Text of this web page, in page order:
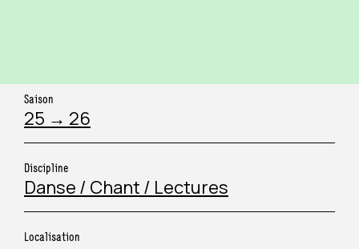
SANITAIRE ET MÉDICO-SOCIAL
ARTISTE
Saison
25 → 26
Discipline
Danse / Chant / Lectures
Localisation